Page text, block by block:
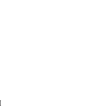
тарелок